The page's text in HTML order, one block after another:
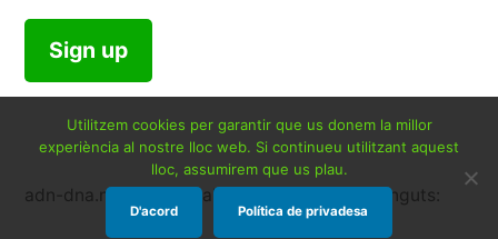
adn-dna.net Gràcies al WordPress. Benvinguts:
Utilitzem cookies per garantir que us donem la millor
experiència al nostre lloc web. Si continueu utilitzant aquest
lloc, assumirem que us plau.
D'acord Política de privadesa